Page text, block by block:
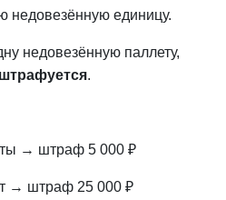
недовезённую единицу.
недовезённую паллету,
.
→ штраф 5 000 ₽
→ штраф 25 000 ₽